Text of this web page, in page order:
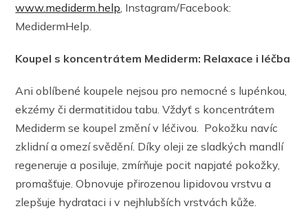
www.mediderm.help, Instagram/Facebook:
MedidermHelp.
Koupel s koncentrátem Mediderm: Relaxace i léčba
Ani oblíbené koupele nejsou pro nemocné s lupénkou,
ekzémy či dermatitidou tabu. Vždyť s koncentrátem
Mediderm se koupel změní v léčivou. Pokožku navíc
zklidní a omezí svědění. Díky oleji ze sladkých mandlí
regeneruje a posiluje, zmírňuje pocit napjaté pokožky,
promašťuje. Obnovuje přirozenou lipidovou vrstvu a
zlepšuje hydrataci i v nejhlubších vrstvách kůže.